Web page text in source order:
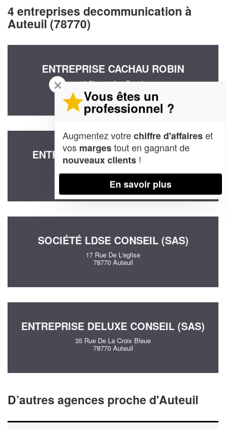
4 entreprises decommunication à
Auteuil (78770)
ENTREPRISE CACHAU ROBIN
16 Chemin Aux Boeufs
78770 Auteuil
ENTREPRISE CDCONSEIL (SARL)
78770 Auteuil
SOCIÉTÉ LDSE CONSEIL (SAS)
17 Rue De L'eglise
78770 Auteuil
ENTREPRISE DELUXE CONSEIL (SAS)
35 Rue De La Croix Bleue
78770 Auteuil
D’autres agences proche d'Auteuil
✕
Vous êtes un
professionnel ?
Augmentez votrechiffre d'affaireset
vos margestout en gagnant de
nouveaux clients !
En savoir plus